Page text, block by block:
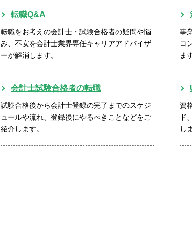
転職Q&A
転職をお考えの会計士・試験合格者の疑問や悩
み、不安を会計士業界専任キャリアアドバイザ
ーが解消します。
事
コ
ま
会計士試験合格者の転職
試験合格後から会計士登録の完了までのスケジ
ュールや流れ、登録後にやるべきことなどをご
紹介します。
資
ド
し